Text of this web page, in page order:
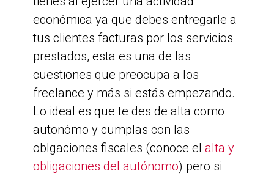
económica ya que debes entregarle a
tus clientes facturas por los servicios
prestados, esta es una de las
cuestiones que preocupa a los
freelance y más si estás empezando.
Lo ideal es que te des de alta como
autonómo y cumplas con las
oblgaciones fiscales (conoce el alta y
obligaciones del autónomo) pero si